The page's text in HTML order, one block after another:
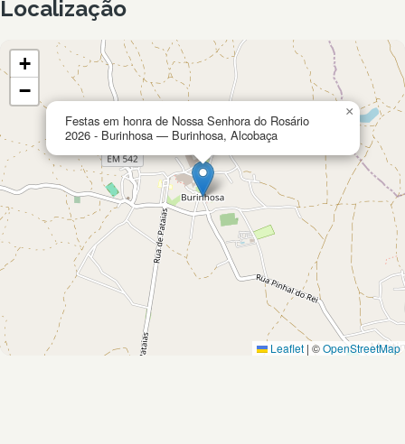
Localização
Festas em honra de Nossa Senhora do Rosário
2026 - Burinhosa — Burinhosa, Alcobaça
×
+
−
Leaflet | ©OpenStreetMap